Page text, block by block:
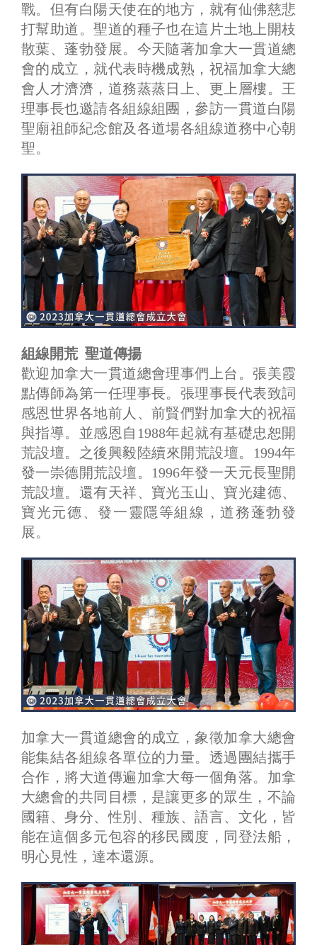
戰。但有白陽天使在的地方，就有仙佛慈悲
打幫助道。聖道的種子也在這片土地上開枝
散葉、蓬勃發展。今天隨著加拿大一貫道總
會的成立，就代表時機成熟，祝福加拿大總
會人才濟濟，道務蒸蒸日上、更上層樓。王
理事長也邀請各組線組團，參訪一貫道白陽
聖廟祖師紀念館及各道場各組線道務中心朝
聖。
組線開荒 聖道傳揚
歡迎加拿大一貫道總會理事們上台。張美霞
點傳師為第一任理事長。張理事長代表致詞
感恩世界各地前人、前賢們對加拿大的祝福
與指導。並感恩自1988年起就有基礎忠恕開
荒設壇。之後興毅陸續來開荒設壇。1994年
發一崇德開荒設壇。1996年發一天元長聖開
荒設壇。還有天祥、寶光玉山、寶光建德、
寶光元德、發一靈隱等組線，道務蓬勃發
展。
加拿大一貫道總會的成立，象徵加拿大總會
能集結各組線各單位的力量。透過團結攜手
合作，將大道傳遍加拿大每一個角落。加拿
大總會的共同目標，是讓更多的眾生，不論
國籍、身分、性別、種族、語言、文化，皆
能在這個多元包容的移民國度，同登法船，
明心見性，達本還源。